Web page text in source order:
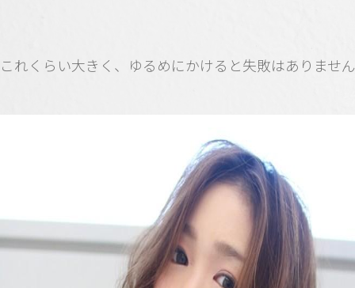
これくらい大きく、ゆるめにかけると失敗はありませ